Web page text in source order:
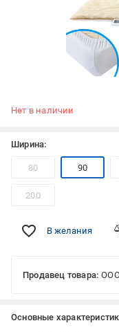
Нет в наличии
Ширина:
80 90
200
В желания
Продавец товара:
Основные